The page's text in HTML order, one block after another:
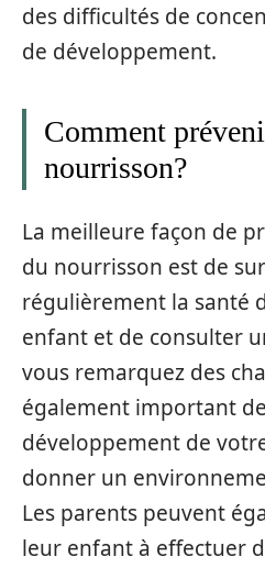
des difficultés de
de développement.
Comment
nourrisson?
La meilleure façon de
du nourrisson est de
régulièrement la santé
enfant et de consulter
vous remarquez des
également important
développement de
donner un
Les parents peuvent
leur enfant à effectuer